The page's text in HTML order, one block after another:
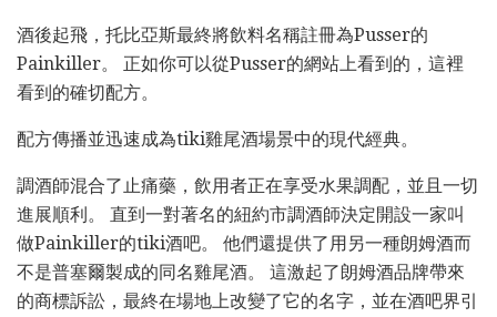
酒後起飛，托比亞斯最終將飲料名稱註冊為Pusser的
Painkiller。 正如你可以從Pusser的網站上看到的，這裡
看到的確切配方。
配方傳播並迅速成為tiki雞尾酒場景中的現代經典。
調酒師混合了止痛藥，飲用者正在享受水果調配，並且一切
進展順利。 直到一對著名的紐約市調酒師決定開設一家叫
做Painkiller的tiki酒吧。 他們還提供了用另一種朗姆酒而
不是普塞爾製成的同名雞尾酒。 這激起了朗姆酒品牌帶來
的商標訴訟，最終在場地上改變了它的名字，並在酒吧界引